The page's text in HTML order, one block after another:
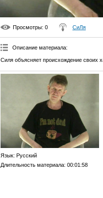
Просмотры: 0 СиЛя
Описание материала:
Силя объясняет происхождение своих
Язык: Русский
Длительность материала: 00:01:58